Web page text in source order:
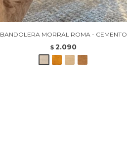
BANDOLERA MORRAL ROMA - CEMENTO
$ 2.090